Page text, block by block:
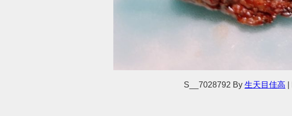
S__7028792 By 生天目佳高